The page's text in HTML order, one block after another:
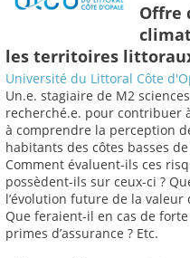
Offre
les territoires
Université du Littoral Côte
Un.e. stagiaire de M2
recherché.e. pour contribuer
à comprendre la perception
habitants des côtes basses
Comment évaluent-ils ces
possèdent-ils sur ceux-ci ?
l’évolution future de la
Que feraient-il en cas de
primes d’assurance ? Etc.